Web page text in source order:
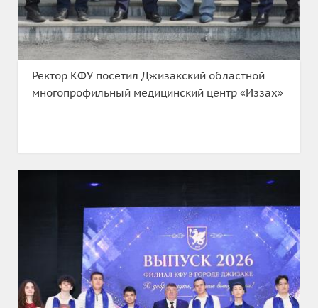
Ректор КФУ посетил Джизакский областной
многопрофильный медицинский центр «Иззах»